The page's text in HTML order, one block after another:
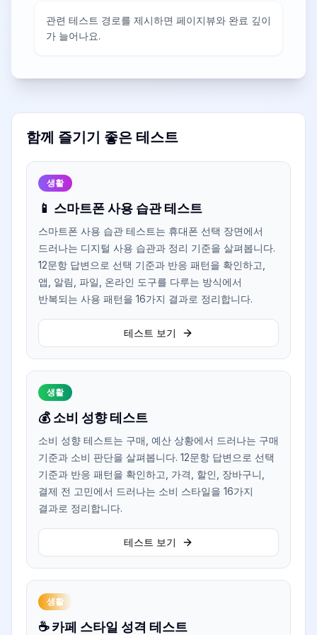
관련 테스트 경로를 제시하면 페이지뷰와 완료 깊이
가 늘어나요.
함께 즐기기 좋은 테스트
생활
📱 스마트폰 사용 습관 테스트
스마트폰 사용 습관 테스트는 휴대폰 선택 장면에서
드러나는 디지털 사용 습관과 정리 기준을 살펴봅니다.
12문항 답변으로 선택 기준과 반응 패턴을 확인하고,
앱, 알림, 파일, 온라인 도구를 다루는 방식에서
반복되는 사용 패턴을 16가지 결과로 정리합니다.
테스트 보기
생활
💰 소비 성향 테스트
소비 성향 테스트는 구매, 예산 상황에서 드러나는 구매
기준과 소비 판단을 살펴봅니다. 12문항 답변으로 선택
기준과 반응 패턴을 확인하고, 가격, 할인, 장바구니,
결제 전 고민에서 드러나는 소비 스타일을 16가지
결과로 정리합니다.
테스트 보기
생활
☕ 카페 스타일 성격 테스트